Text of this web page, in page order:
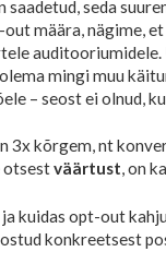
seda
määra, nägime,
mingi muu
– seost ei olnud,
kõrgem, nt
otsestväärtust, on
ja kuidas opt-out
konkreetsest